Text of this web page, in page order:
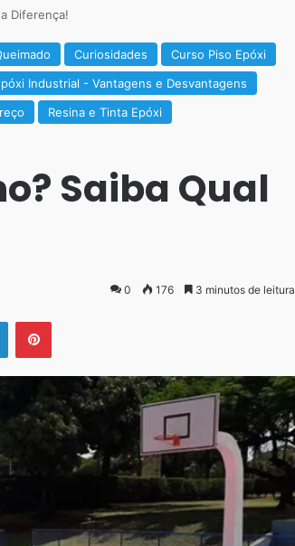
Diferença!
Curiosidades
Curso Piso Epóxi
Industrial - Vantagens e Desvantagens
Resina e Tinta Epóxi
Saiba Qual
0 176 3 minutos de leitura
LinkedinPinterest